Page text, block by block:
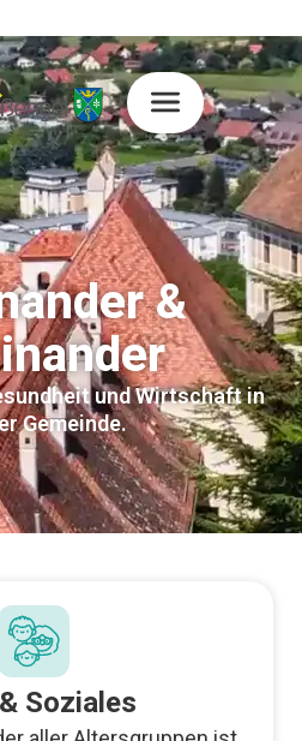
&
und Wirtschaft in
Gemeinde.
Soziales